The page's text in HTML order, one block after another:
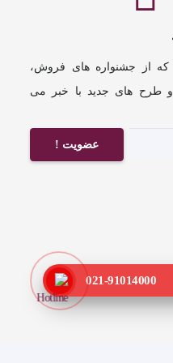
که از جشنواره های فروش،
طرح های جدید با خبر می
عضویت !
021-91014000